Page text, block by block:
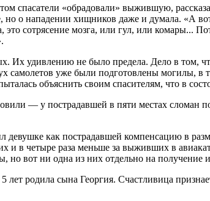
спасатели «обрадовали» выжившую,
но о нападении хищников даже и думала. «А
сотрясение мозга, или гул, или комары...
удивлению не было предела. Дело в том,
самолетов уже были подготовлены могилы, в
объяснить своим спасителям, что в
— у пострадавшей в пяти местах сломан
девушке как пострадавшей компенсацию в
и в четыре раза меньше за выживших в
вот ни одна из них отдельно на получение
лет родила сына Георгия. Счастливица